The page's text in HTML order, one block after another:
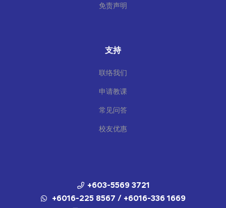
免责声明
支持
联络我们
申请教课
常见问答
校友优惠
+603-5569 3721
+6016-225 8567 / +6016-336 1669